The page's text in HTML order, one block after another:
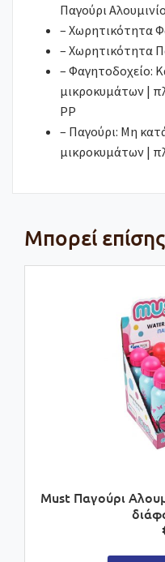
Παγούρι
– Χωρητικότητα
– Χωρητικότητα
– Φαγητοδοχείο:
μικροκυμάτων |
PP
– Παγούρι: Μη
μικροκυμάτων |
Μπορεί
Must Παγούρι